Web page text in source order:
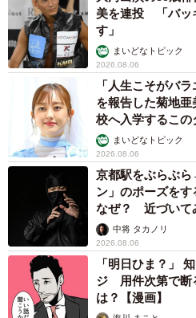
美を連投 「バッ
す」
まいどなトピック
2026.08.06
「人生こそがバ
を報告した菊地
校へ入学するこの
まいどなトピック
2026.08.06
京都駅をぶらぶ
ン」のポーズを
なぜ？ 近づいて
未熟」中将 タカノリ
2026.08.06
「明日ひま？」
ジ 用件次第で断
は？【漫画】